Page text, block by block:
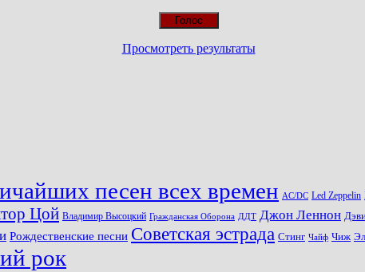
Просмотреть результаты
песен всех времен AC/DC Led Zeppelin
Цой Владимир Высоцкий Гражданская Оборона ДДТ Джон Леннон
Рождественские песни Советская эстрада Стинг Чайф Чиж
рок